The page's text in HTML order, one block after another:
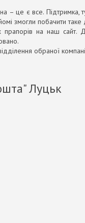
– це є все. Підтримка,
змогли побачити таке
на наш сайт.
обраної
Луцьк